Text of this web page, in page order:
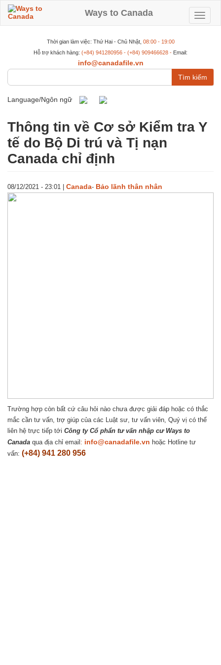
Nhảy
đến
nội
dung
Ways to Canada
Toggle
Thời gian làm việc: Thứ Hai - Chủ Nhật, 08:00 - 19:00
Hỗ trợ khách hàng: (+84) 941280956 - (+84) 909466628 - Email:
info@canadafile.vn
kiếm
Language/Ngôn ngữ
Thông tin về Cơ sở Kiểm tra Y
tế do Bộ Di trú và Tị nạn
Canada chỉ định
08/12/2021 - 23:01 Canada- Bảo lãnh thân nhân
Trường hợp còn bất cứ câu hỏi nào chưa được giải đáp hoặc có thắc
mắc cần tư vấn, trợ giúp của các Luật sư, tư vấn viên, Quý vị có thể
liên hệ trực tiếp tới Công ty Cổ phẩn tư vấn nhập cư Ways to
Canada qua địa chỉ email : info@canadafile.vn hoặc Hotline tư
vấn: (+84) 941 280 956